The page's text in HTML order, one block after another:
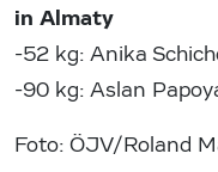
in Almaty
-52 kg: Anika
-90 kg: Aslan
Foto: ÖJV/Roland